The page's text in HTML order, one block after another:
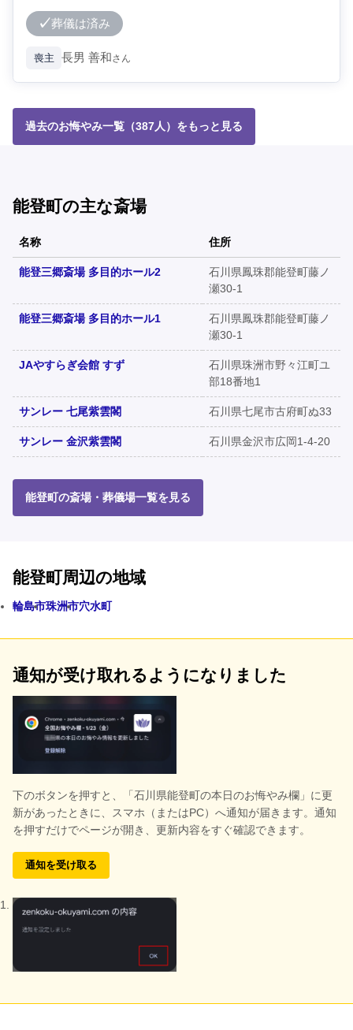
葬儀は済み
喪主 長男 善和さん
過去のお悔やみ一覧（387人）をもっと見る
能登町の主な斎場
名称 住所
能登三郷斎場 多目的ホール2
石川県鳳珠郡能登町藤ノ
瀬30-1
能登三郷斎場 多目的ホール1
石川県鳳珠郡能登町藤ノ
瀬30-1
JAやすらぎ会館 すず
石川県珠洲市野々江町ユ
部18番地1
サンレー 七尾紫雲閣 石川県七尾市古府町ぬ33
サンレー 金沢紫雲閣 石川県金沢市広岡1-4-20
能登町の斎場・葬儀場一覧を見る
能登町周辺の地域
輪島市珠洲市穴水町
通知が受け取れるようになりました
下のボタンを押すと、
「石川県能登町の本日のお悔やみ欄」に更
新があったときに、スマホ（またはPC）へ通知が届きます。通知
を押すだけでページが開き、更新内容をすぐ確認できます。
通知を受け取る